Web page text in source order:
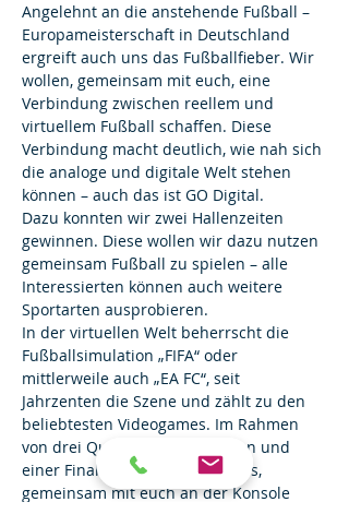
Angelehnt an die anstehende Fußball –
Europameisterschaft in Deutschland
ergreift auch uns das Fußballfieber. Wir
wollen, gemeinsam mit euch, eine
Verbindung zwischen reellem und
virtuellem Fußball schaffen. Diese
Verbindung macht deutlich, wie nah sich
die analoge und digitale Welt stehen
können – auch das ist GO Digital.
Dazu konnten wir zwei Hallenzeiten
gewinnen. Diese wollen wir dazu nutzen
gemeinsam Fußball zu spielen – alle
Interessierten können auch weitere
Sportarten ausprobieren.
In der virtuellen Welt beherrscht die
Fußballsimulation „FIFA“ oder
mittlerweile auch „EA FC“, seit
Jahrzenten die Szene und zählt zu den
beliebtesten Videogames. Im Rahmen
von drei Qualifikationsturnieren und
einer Finalrunde, wollen wir uns,
gemeinsam mit euch an der Konsole